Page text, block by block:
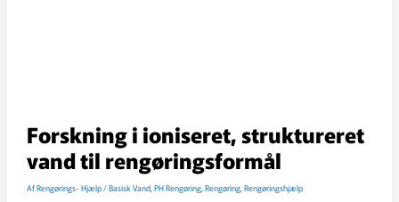
Forskning i ioniseret, struktureret
vand til rengøringsformål
AfRengørings- Hjælp/Basisk Vand,PH Rengøring,Rengøring,Rengøringshjælp